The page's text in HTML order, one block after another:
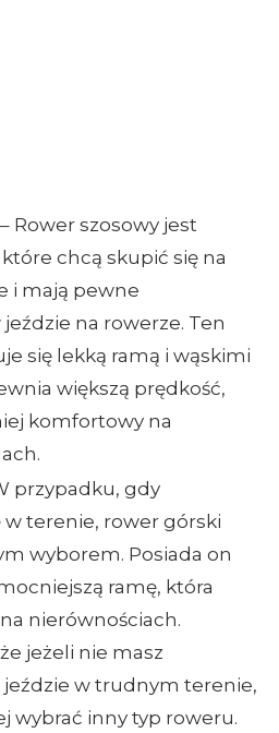
– Rower szosowy jest
chcą skupić się na
i mają pewne
na rowerze. Ten
się lekką ramą i wąskimi
większą prędkość,
komfortowy na
przypadku, gdy
w terenie, rower górski
wyborem. Posiada on
ramę, która
nierównościach.
jeżeli nie masz
jeździe w trudnym terenie,
wybrać inny typ roweru.